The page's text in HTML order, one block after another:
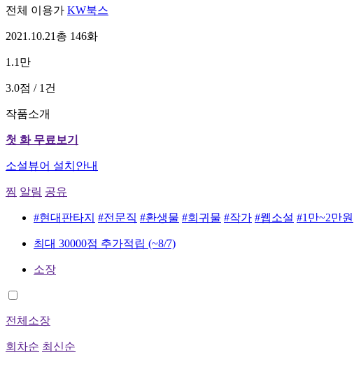
전체 이용가 KW북스
2021.10.21 총 146화
1.1만
3.0점 / 1건
작품소개
첫 화 무료보기
소설뷰어 설치안내
찜 알림 공유
#현대판타지 #전문직 #환생물 #회귀물 #작가 #웹소설 #1만~2만원
최대 30000점 추가적립 (~8/7)
소장
전체소장
회차순 최신순